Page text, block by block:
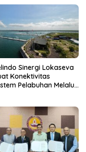
Sinergi Lokaseva
Konektivitas
Pelabuhan Melalui